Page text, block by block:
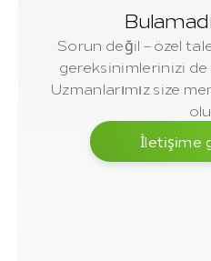
Sorun değil – özel
gereksinimlerinizi
Uzmanlarımız size
İletişime